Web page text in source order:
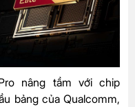
nâng tầm với chip
bảng của Qualcomm,